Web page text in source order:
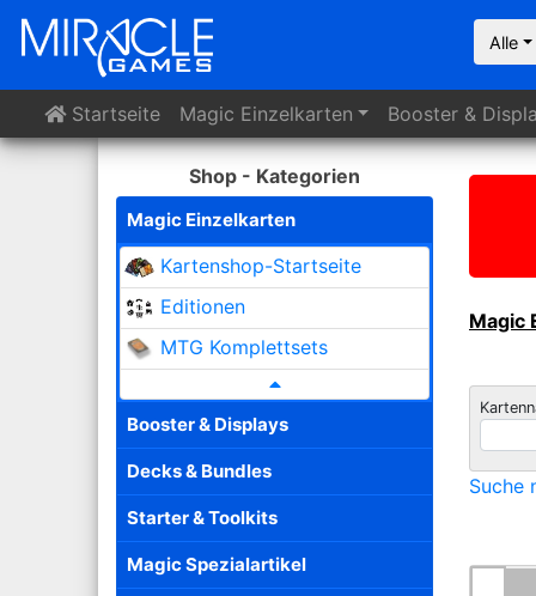
Alle
Startseite Magic Einzelkarten Booster &
Shop - Kategorien
Magic Einzelkarten
Kartenshop-Startseite
Editionen
MTG Komplettsets
Booster & Displays
Decks & Bundles
Starter & Toolkits
Magic Spezialartikel
Magic
Suche